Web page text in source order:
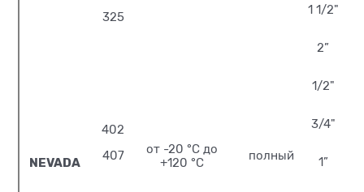
325
1 1/2"
2”
NEVADA
402
407
от -20 °С до
+120 °С
полный
1/2"
3/4"
1”